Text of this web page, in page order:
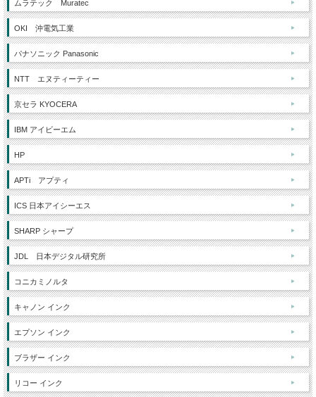
ムラテック Muratec
OKI 沖電気工業
パナソニック Panasonic
NTT エヌティーティー
京セラ KYOCERA
IBM アイビーエム
HP
APTi アプティ
ICS 日本アイシーエス
SHARP シャープ
JDL 日本デジタル研究所
コニカミノルタ
キャノン インク
エプソン インク
ブラザー インク
リコー インク